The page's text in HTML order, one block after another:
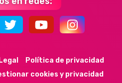
9k 35k 352
Política de privacidad
cookies y privacidad